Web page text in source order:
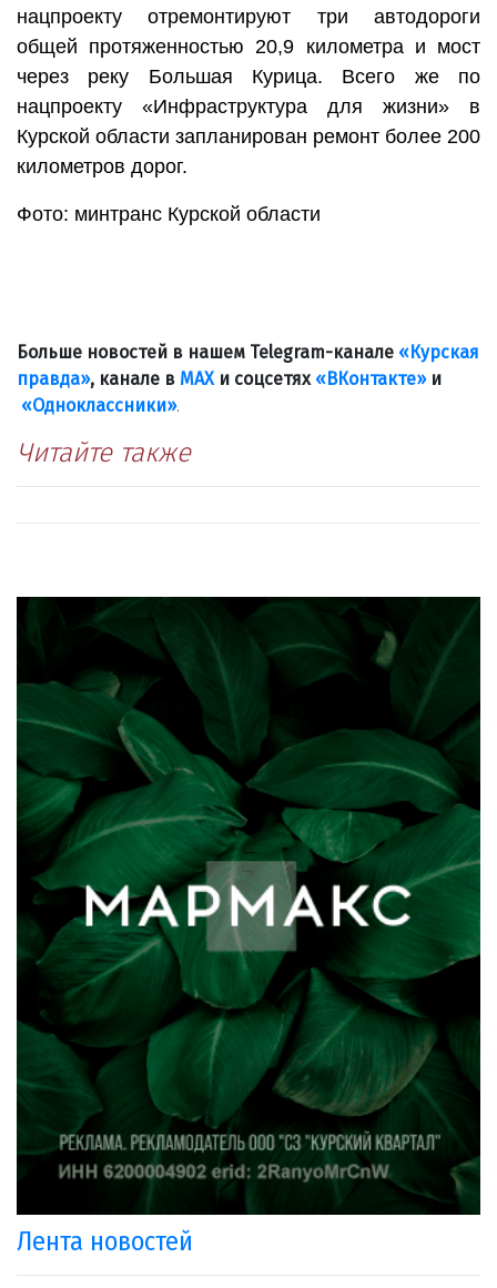
нацпроекту отремонтируют три автодороги
общей протяженностью 20,9 километра и мост
через реку Большая Курица. Всего же по
нацпроекту «Инфраструктура для жизни» в
Курской области запланирован ремонт более 200
километров дорог.
Фото: минтранс Курской области
Больше новостей в нашем Telegram-канале «Курская
правда», канале в МАХ и соцсетях «ВКонтакте»и
«Одноклассники».
Читайте также
Лента новостей